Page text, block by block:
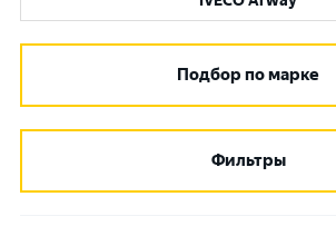
Подбор по марке
Фильтры